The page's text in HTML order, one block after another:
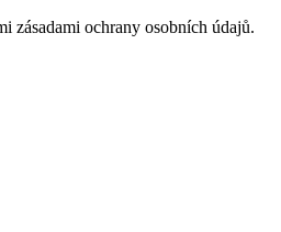
zásadami ochrany osobních údajů.